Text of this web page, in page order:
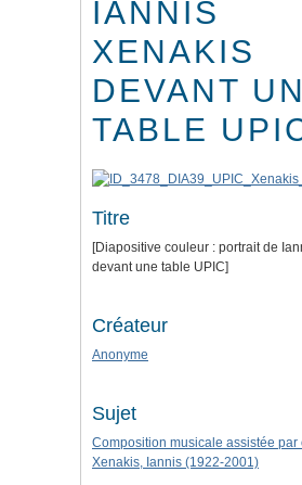
IANNIS
XENAKIS
DEVANT
TABLE
Titre
[Diapositive couleur : portrait de
devant une table UPIC]
Créateur
Anonyme
Sujet
Composition musicale assistée par
Xenakis, Iannis (1922-2001)